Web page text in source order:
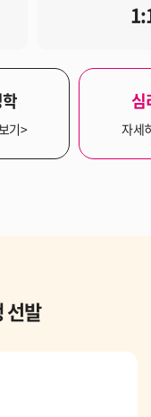
기>
심
자세
선발